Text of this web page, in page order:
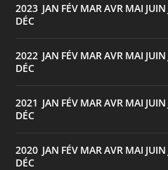
2023 JAN FÉV MARAVR MAI JUIN
DÉC
2022 JAN FÉV MARAVR MAI JUIN
DÉC
2021 JAN FÉV MARAVR MAI JUIN
DÉC
2020 JAN FÉV MARAVR MAI JUIN
DÉC